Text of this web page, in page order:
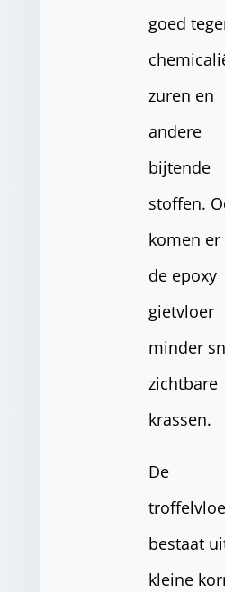
goed
zuren en
andere
bijtende
stoffen.
komen er
de epoxy
gietvloer
minder
zichtbare
krassen.
De
bestaat
kleine